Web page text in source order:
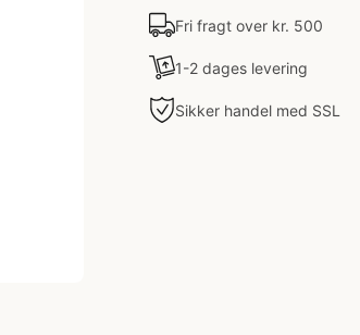
Fri fragt over kr. 500
1-2 dages levering
Sikker handel med SSL